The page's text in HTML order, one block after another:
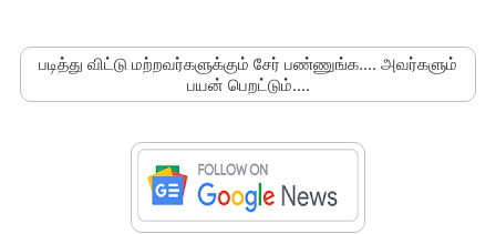
படித்து விட்டு மற்றவர்களுக்கும் சேர் பண்ணுங்க.... அவர்களும்
பயன் பெறட்டும்....